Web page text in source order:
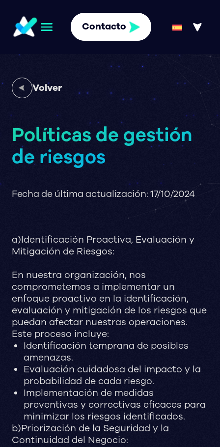
Contacto
Volver
Políticas de gestión
de riesgos
Fecha de última actualización: 17/10/2024
a)Identificación Proactiva, Evaluación y
Mitigación de Riesgos:
En nuestra organización, nos
comprometemos a implementar un
enfoque proactivo en la identificación,
evaluación y mitigación de los riesgos que
puedan afectar nuestras operaciones.
Este proceso incluye:
Identificación temprana de posibles
amenazas.
Evaluación cuidadosa del impacto y la
probabilidad de cada riesgo.
Implementación de medidas
preventivas y correctivas eficaces para
minimizar los riesgos identificados.
b)Priorización de la Seguridad y la
Continuidad del Negocio: